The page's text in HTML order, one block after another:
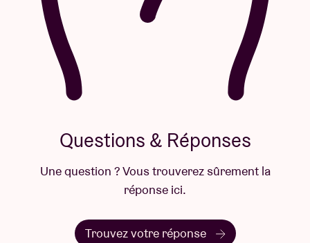
Questions & Réponses
Une question ? Vous trouverez sûrement la
réponse ici.
Trouvez votre réponse